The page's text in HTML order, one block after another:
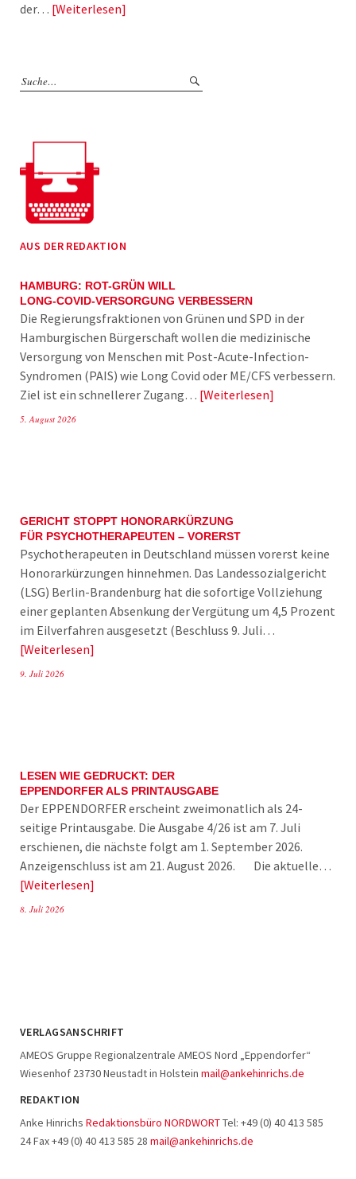
der… Weiterlesen
AUS DER REDAKTION
HAMBURG: ROT-GRÜN WILL
LONG-COVID-VERSORGUNG VERBESSERN
Die Regierungsfraktionen von Grünen und SPD in der
Hamburgischen Bürgerschaft wollen die medizinische
Versorgung von Menschen mit Post-Acute-Infection-
Syndromen (PAIS) wie Long Covid oder ME/CFS verbessern.
Ziel ist ein schnellerer Zugang… Weiterlesen
5. August 2026
GERICHT STOPPT HONORARKÜRZUNG
FÜR PSYCHOTHERAPEUTEN – VORERST
Psychotherapeuten in Deutschland müssen vorerst keine
Honorarkürzungen hinnehmen. Das Landessozialgericht
(LSG) Berlin-Brandenburg hat die sofortige Vollziehung
einer geplanten Absenkung der Vergütung um 4,5 Prozent
im Eilverfahren ausgesetzt (Beschluss 9. Juli…
Weiterlesen
9. Juli 2026
LESEN WIE GEDRUCKT: DER
EPPENDORFER ALS PRINTAUSGABE
Der EPPENDORFER erscheint zweimonatlich als 24-
seitige Printausgabe. Die Ausgabe 4/26 ist am 7. Juli
erschienen, die nächste folgt am 1. September 2026.
Anzeigenschluss ist am 21. August 2026. Die aktuelle…
Weiterlesen
8. Juli 2026
VERLAGSANSCHRIFT
AMEOS Gruppe Regionalzentrale AMEOS Nord „Eppendorfer“
Wiesenhof 23730 Neustadt in Holstein mail@ankehinrichs.de
REDAKTION
Anke Hinrichs Redaktionsbüro NORDWORTTel: +49 (0) 40 413 585
24 Fax +49 (0) 40 413 585 28 mail@ankehinrichs.de